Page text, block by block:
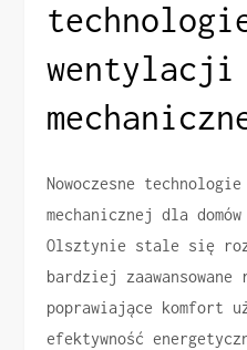
wentylacji
Nowoczesne
mechanicznej dla
Olsztynie stale się
bardziej zaawansowane
poprawiające komfort
efektywność